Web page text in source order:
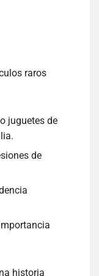
raros
juguetes de
de
historia